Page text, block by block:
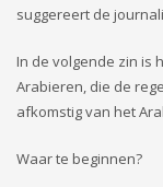
suggereert de
In de volgende zin is
Arabieren, die de
afkomstig van het
Waar te beginnen?